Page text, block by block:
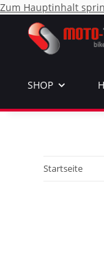
Zum Hauptinhalt
SHOP
Startseite